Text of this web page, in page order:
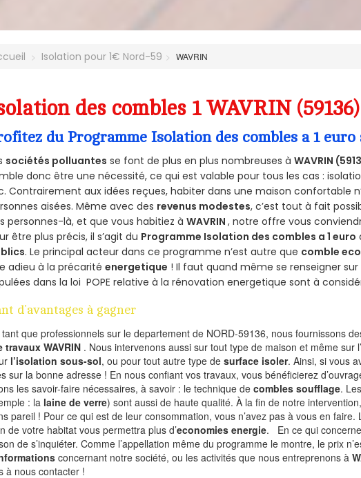
Isolation pour 1€ Nord-59 WAVRIN
des combles 1 WAVRIN
du Programme Isolation des combles a 1 euro
sociétés polluantes se font de plus en plus nombreuses àWAVRIN
donc être une nécessité, ce qui est valable pour tous les cas :
Contrairement aux idées reçues, habiter dans une maison confortable
aisées. Même avec des revenus modestes, c’est tout à fait
personnes-là, et que vous habitiez àWAVRIN, notre offre vous
être plus précis, il s’agit du Programme Isolation des combles a 1 euro
. Le principal acteur dans ce programme n’est autre que comble
adieu à la précaritéenergetique ! Il faut quand même se renseigner sur
dans la loi POPE relative à la rénovation energetique sont à
d’avantages à gagner
tant que professionnels sur le departement de NORD-59136, nous fournissons
travaux WAVRIN . Nous intervenons aussi sur tout type de maison et même sur
l’isolation sous-sol, ou pour tout autre type desurface isoler. Ainsi, si vous
sur la bonne adresse ! En nous confiant vos travaux, vous bénéficierez
les savoir-faire nécessaires, à savoir : le technique decombles soufflage.
: la laine de verre) sont aussi de haute qualité. À la fin de notre
pareil ! Pour ce qui est de leur consommation, vous n’avez pas à vous en
de votre habitat vous permettra plus d’economies energie. En ce qui
de s’inquiéter. Comme l’appellation même du programme le montre, le prix
concernant notre société, ou les activités que nous entreprenons à
à nous contacter !